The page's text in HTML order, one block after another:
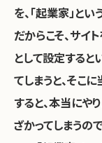
を、「起業家」と
だからこそ、サイ
として設定すると
てしまうと、そこ
すると、本当にや
ざかってしまうので